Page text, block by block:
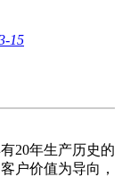
15
20年生产历史的
户价值为导向，